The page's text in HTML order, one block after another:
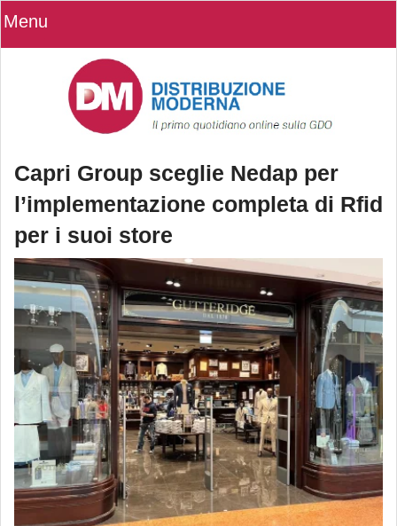
Menu
Capri Group sceglie Nedap per
l’implementazione completa di Rfid
per i suoi store